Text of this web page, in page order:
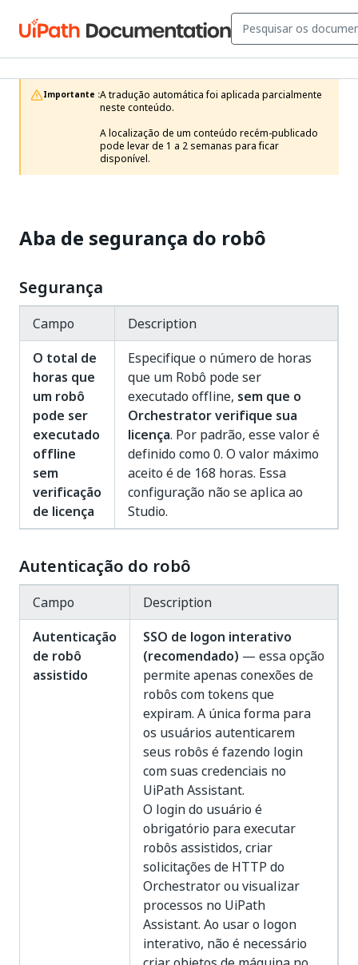
Importante :A tradução automática foi aplicada parcialmente
neste conteúdo.
A localização de um conteúdo recém-publicado
pode levar de 1 a 2 semanas para ficar
disponível.
Aba de segurança do robô
Segurança
Campo
Description
O total de
horas que
um robô
pode ser
executado
offline
sem
verificação
de licença
Especifique o número de horas
que um Robô pode ser
executado offline, sem que o
Orchestrator verifique sua
licença. Por padrão, esse valor é
definido como 0. O valor máximo
aceito é de 168 horas. Essa
configuração não se aplica ao
Studio.
Autenticação do robô
Campo
Description
Autenticação
de robô
assistido
SSO de logon interativo
(recomendado) — essa opção
permite apenas conexões de
robôs com tokens que
expiram. A única forma para
os usuários autenticarem
seus robôs é fazendo login
com suas credenciais no
UiPath Assistant.
O login do usuário é
obrigatório para executar
robôs assistidos, criar
solicitações de HTTP do
Orchestrator ou visualizar
processos no UiPath
Assistant. Ao usar o logon
interativo, não é necessário